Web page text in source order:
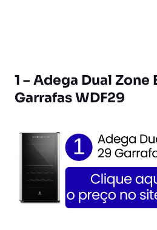
1 – Adega Dual
Garrafas WDF29